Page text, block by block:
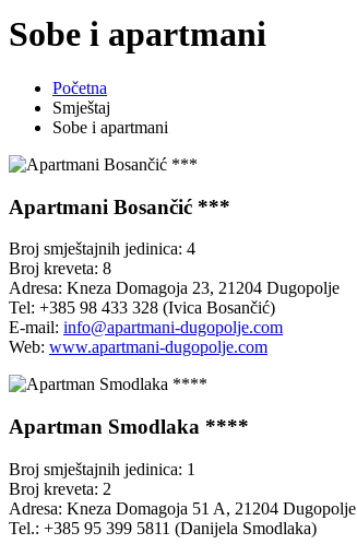
Sobe i apartmani
Početna
Smještaj
Sobe i apartmani
Apartmani Bosančić ***
Broj smještajnih jedinica: 4
Broj kreveta: 8
Adresa: Kneza Domagoja 23, 21204 Dugopolje
Tel: +385 98 433 328 (Ivica Bosančić)
E-mail: info@apartmani-dugopolje.com
Web: www.apartmani-dugopolje.com
Apartman Smodlaka ****
Broj smještajnih jedinica: 1
Broj kreveta: 2
Adresa: Kneza Domagoja 51 A, 21204 Dugopolje
Tel.: +385 95 399 5811 (Danijela Smodlaka)